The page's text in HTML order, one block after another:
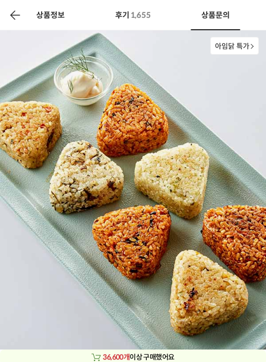
상품정보 후기 1,655 상품문의
공인 농축산물할인 찬들마루 주문/배송 고객센터
아임닭 특가
36,600개이상 구매했어요